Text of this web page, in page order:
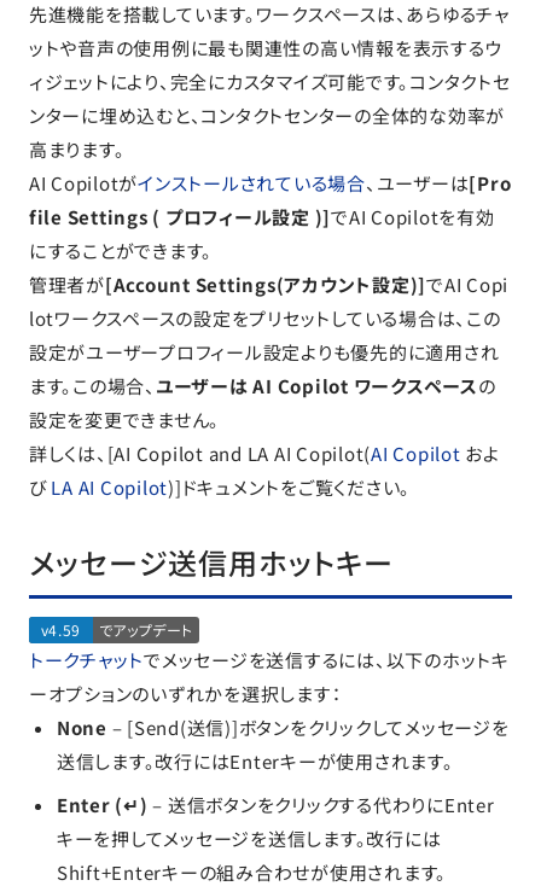
先進機能を搭載しています。ワークスペースは、あらゆるチャ
ットや音声の使用例に最も関連性の高い情報を表示するウ
ィジェットにより、完全にカスタマイズ可能です。コンタクトセ
ンターに埋め込むと、コンタクトセンターの全体的な効率が
高まります。
AI Copilotがインストールされている場合、ユーザーは[Pro
file Settings ( プロフィール設定 )]でAI Copilotを有効
にすることができます。
管理者が[Account Settings(アカウント設定)]でAI Copi
lotワークスペースの設定をプリセットしている場合は、この
設定がユーザープロフィール設定よりも優先的に適用され
ます。この場合、 ユーザーは AI Copilot ワークスペースの
設定を変更できません。
詳しくは、[AI Copilot and LA AI Copilot(AI Copilot およ
びLA AI Copilot)]ドキュメントをご覧ください。
メッセージ送信用ホットキー
v4.59 でアップデート
トークチャットでメッセージを送信するには、以下のホットキ
ーオプションのいずれかを選択します：
None – [Send(送信)]ボタンをクリックしてメッセージを
送信します。改行にはEnterキーが使用されます。
Enter (↵) – 送信ボタンをクリックする代わりにEnter
キーを押してメッセージを送信します。改行には
Shift+Enterキーの組み合わせが使用されます。